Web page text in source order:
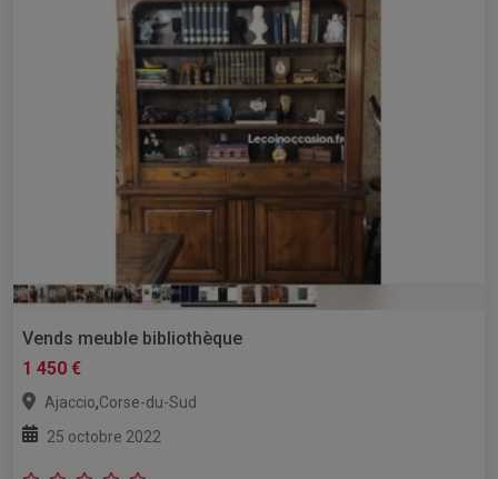
Vends meuble bibliothèque
1 450 €
Ajaccio,Corse-du-Sud
25 octobre 2022